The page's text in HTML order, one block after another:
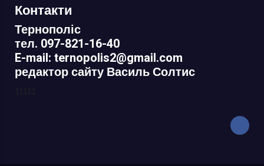
Контакти
Тернополіс
тел. 097-821-16-40
E-mail: ternopolis2@gmail.com
редактор сайту Василь Солтис